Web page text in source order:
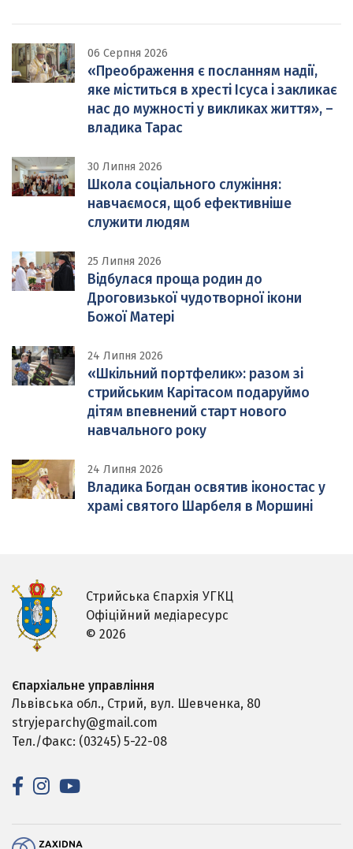
06 Серпня 2026
«Преображення є посланням надії,
яке міститься в хресті Ісуса і закликає
нас до мужності у викликах життя», –
владика Тарас
30 Липня 2026
Школа соціального служіння:
навчаємося, щоб ефективніше
служити людям
25 Липня 2026
Відбулася проща родин до
Дроговизької чудотворної ікони
Божої Матері
24 Липня 2026
«Шкільний портфелик»: разом зі
стрийським Карітасом подаруймо
дітям впевнений старт нового
навчального року
24 Липня 2026
Владика Богдан освятив іконостас у
храмі святого Шарбеля в Моршині
Стрийська Єпархія УГКЦ
Офіційний медіаресурс
© 2026
Єпархіальне управління
Львівська обл., Стрий, вул. Шевченка, 80
stryjeparchy@gmail.com
Тел./Факс: (03245) 5-22-08